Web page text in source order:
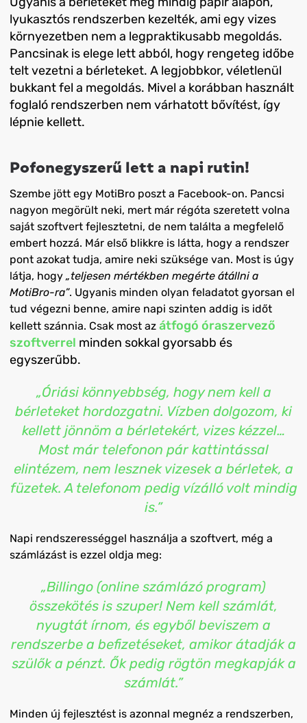
lyukasztós rendszerben kezelték, ami egy vizes
környezetben nem a legpraktikusabb megoldás.
Pancsinak is elege lett abból, hogy rengeteg időbe
telt vezetni a bérleteket. A legjobbkor, véletlenül
bukkant fel a megoldás. Mivel a korábban használt
foglaló rendszerben nem várhatott bővítést, így
lépnie kellett.
Pofonegyszerű lett a napi rutin!
Szembe jött egy MotiBro poszt a Facebook-on. Pancsi
nagyon megörült neki, mert már régóta szeretett volna
saját szoftvert fejlesztetni, de nem találta a megfelelő
embert hozzá. Már első blikkre is látta, hogy a rendszer
pont azokat tudja, amire neki szüksége van. Most is úgy
látja, hogy „teljesen mértékben megérte átállni a
MotiBro-ra”. Ugyanis minden olyan feladatot gyorsan el
tud végezni benne, amire napi szinten addig is időt
kellett szánnia. Csak most az átfogó óraszervező
szoftverrel minden sokkal gyorsabb és
egyszerűbb.
„Óriási könnyebbség, hogy nem kell a
bérleteket hordozgatni. Vízben dolgozom, ki
kellett jönnöm a bérletekért, vizes kézzel…
Most már telefonon pár kattintással
elintézem, nem lesznek vizesek a bérletek, a
füzetek. A telefonom pedig vízálló volt mindig
is.”
Napi rendszerességgel használja a szoftvert, még a
számlázást is ezzel oldja meg:
„Billingo (online számlázó program)
összekötés is szuper! Nem kell számlát,
nyugtát írnom, és egyből beviszem a
rendszerbe a befizetéseket, amikor átadják a
szülők a pénzt. Ők pedig rögtön megkapják a
számlát.”
Minden új fejlesztést is azonnal megnéz a rendszerben,